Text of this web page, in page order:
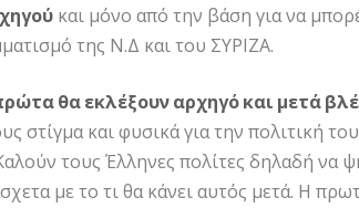
και μόνο από την βάση για να
της Ν.Δ και του ΣΥΡΙΖΑ.
θα εκλέξουν αρχηγό και μετά
στίγμα και φυσικά για την πολιτική
τους Έλληνες πολίτες δηλαδή να
με το τι θα κάνει αυτός μετά. Η